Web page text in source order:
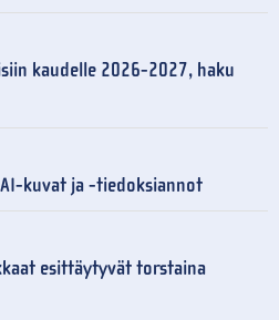
kaudelle 2026-2027, haku
kuvat ja -tiedoksiannot
esittäytyvät torstaina